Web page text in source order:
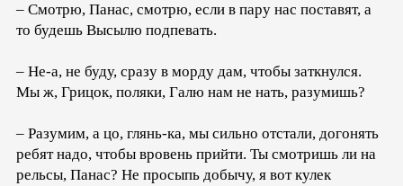
– Смотрю, Панас, смотрю, если в пару нас поставят, а
то будешь Высылю подпевать.
– Не-а, не буду, сразу в морду дам, чтобы заткнулся.
Мы ж, Грицок, поляки, Галю нам не нать, разумишь?
– Разумим, а цо, глянь-ка, мы сильно отстали, догонять
ребят надо, чтобы вровень прийти. Ты смотришь ли на
рельсы, Панас? Не просыпь добычу, я вот кулек